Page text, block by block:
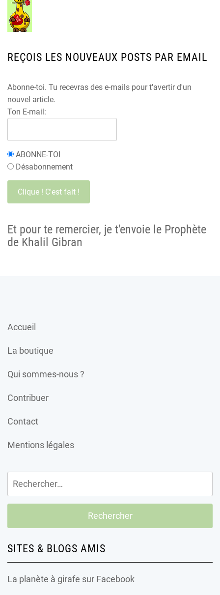
REÇOIS LES NOUVEAUX POSTS PAR EMAIL
Abonne-toi. Tu recevras des e-mails pour t'avertir d'un
nouvel article.
Ton E-mail:
ABONNE-TOI
Désabonnement
Et pour te remercier, je t'envoie le Prophète
de Khalil Gibran
Accueil
La boutique
Qui sommes-nous ?
Contribuer
Contact
Mentions légales
Rechercher :
SITES & BLOGS AMIS
La planète à girafe sur Facebook